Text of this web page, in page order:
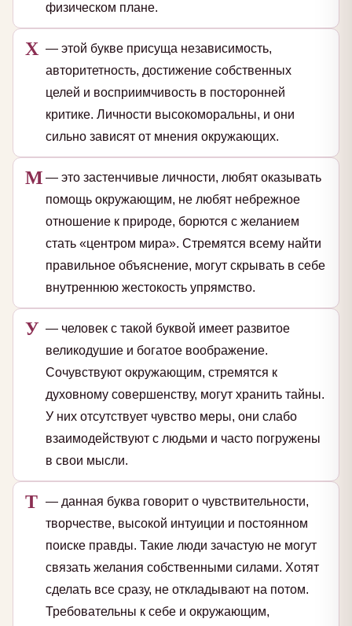
физическом плане.
Х — этой букве присуща независимость,
авторитетность, достижение собственных
целей и восприимчивость в посторонней
критике. Личности высокоморальны, и они
сильно зависят от мнения окружающих.
М — это застенчивые личности, любят оказывать
помощь окружающим, не любят небрежное
отношение к природе, борются с желанием
стать «центром мира». Стремятся всему найти
правильное объяснение, могут скрывать в себе
внутреннюю жестокость упрямство.
У — человек с такой буквой имеет развитое
великодушие и богатое воображение.
Сочувствуют окружающим, стремятся к
духовному совершенству, могут хранить тайны.
У них отсутствует чувство меры, они слабо
взаимодействуют с людьми и часто погружены
в свои мысли.
Т — данная буква говорит о чувствительности,
творчестве, высокой интуиции и постоянном
поиске правды. Такие люди зачастую не могут
связать желания собственными силами. Хотят
сделать все сразу, не откладывают на потом.
Требовательны к себе и окружающим,